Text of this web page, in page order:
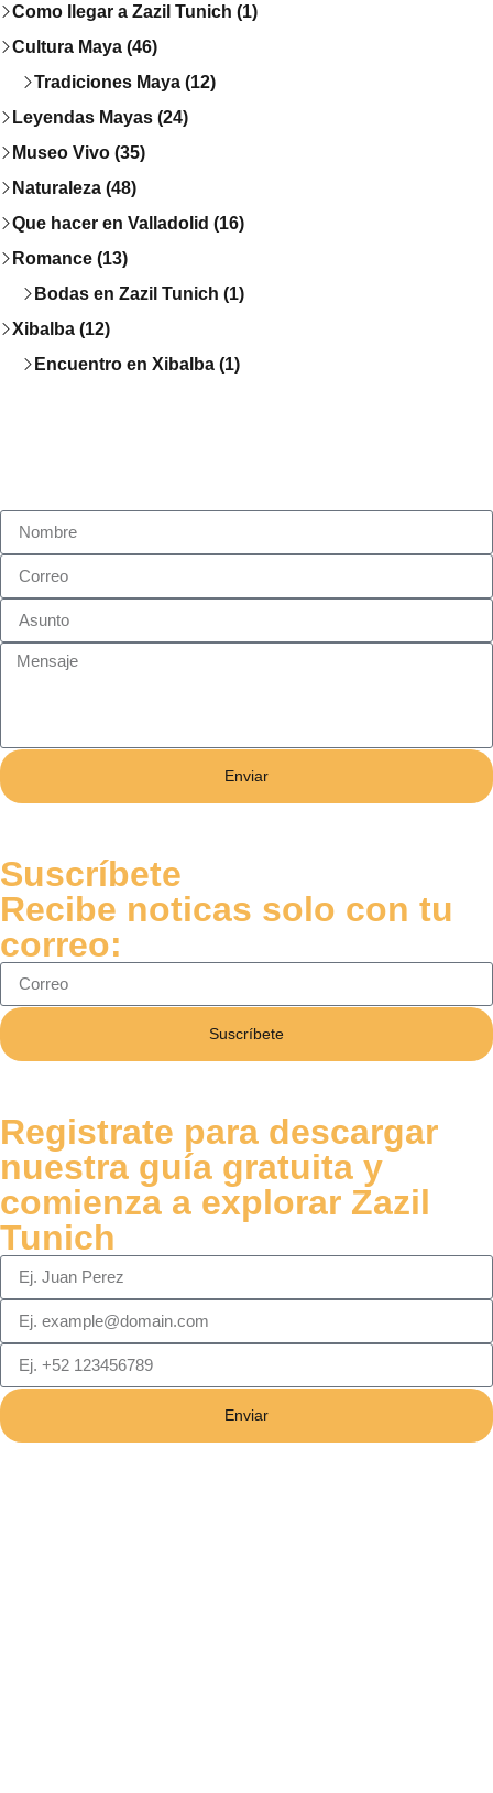
Como llegar a Zazil Tunich (1)
Cultura Maya (46)
Tradiciones Maya (12)
Leyendas Mayas (24)
Museo Vivo (35)
Naturaleza (48)
Que hacer en Valladolid (16)
Romance (13)
Bodas en Zazil Tunich (1)
Xibalba (12)
Encuentro en Xibalba (1)
Enviar
Suscríbete
Recibe noticas solo con tu
correo:
Suscríbete
Registrate para descargar
nuestra guía gratuita y
comienza a explorar Zazil
Tunich
Enviar